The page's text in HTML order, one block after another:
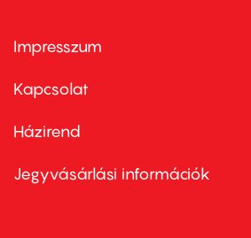
Footer
first
Impresszum
Kapcsolat
Footer
second
Házirend
Jegyvásárlási információk